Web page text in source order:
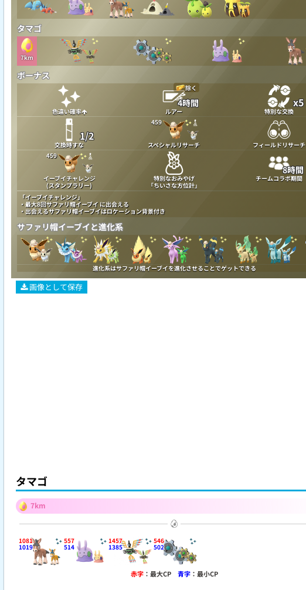
タマゴ
7km
ボーナス
色違い確率
除く
4時間
ルアー
x5
特別な交換
1/2
交換時すな
459
スペシャルリサーチ
フィールドリサーチ
459
イーブイチャレンジ
(スタンプラリー)
特別なおみやげ
｢ちいさな方位計｣
8時間
チームコラボ期間
「イーブイチャレンジ」
・最大8回サファリ帽イーブイ に出会える
・出会えるサファリ帽イーブイはロケーション背景付き
サファリ帽イーブイと進化系
進化系はサファリ帽イーブイを進化させることでゲットできる
画像として保存
タマゴ
7km
1081
1019
557
514
1457
1385
546
502
赤字：最大CP 青字：最小CP